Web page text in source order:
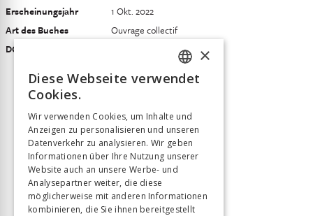
Erscheinungsjahr
1 Okt. 2022
Art des Buches
Ouvrage collectif
DOI
10.33055/ALPHIL.03197
FRENCH
ITALIAN
×
Diese Webseite verwendet
Cookies.
Wir verwenden Cookies, um Inhalte und
Anzeigen zu personalisieren und unseren
Datenverkehr zu analysieren. Wir geben
Informationen über Ihre Nutzung unserer
Website auch an unsere Werbe- und
Analysepartner weiter, die diese
möglicherweise mit anderen Informationen
kombinieren, die Sie ihnen bereitgestellt